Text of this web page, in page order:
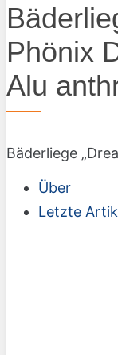
Phönix
Alu
Bäderliege
Über
Letzte